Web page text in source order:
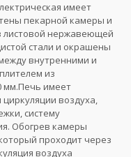
имеет
пекарной камеры и
листовой нержавеющей
стали и окрашены
внутренними и
из
мм.Печь имеет
воздуха,
систему
Обогрев камеры
проходит через
воздуха